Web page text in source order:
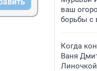
ваш
борьбы с
Когда
Ваня